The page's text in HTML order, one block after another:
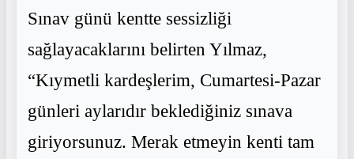
Sınav günü kentte sessizliği
sağlayacaklarını belirten Yılmaz,
“Kıymetli kardeşlerim, Cumartesi-Pazar
günleri aylarıdır beklediğiniz sınava
giriyorsunuz. Merak etmeyin kenti tam